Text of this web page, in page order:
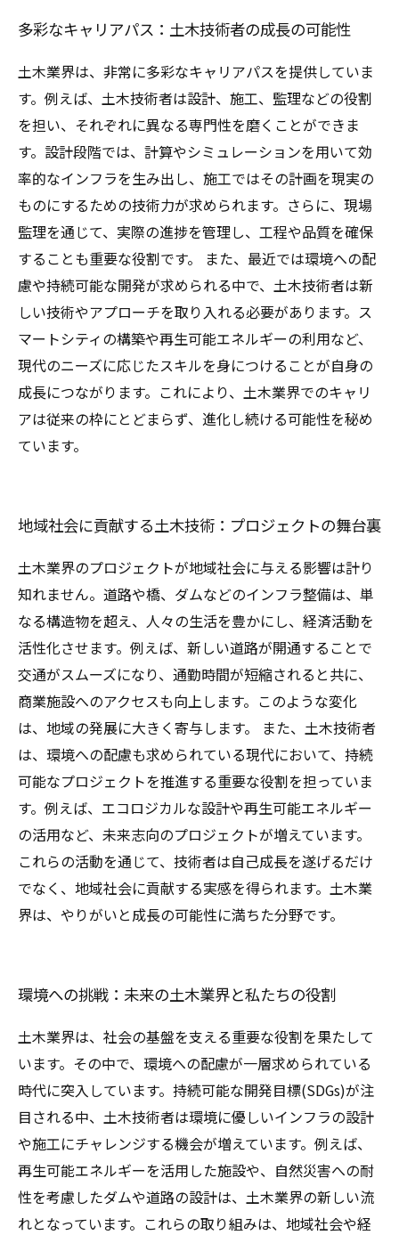
多彩なキャリアパス：土木技術者の成長の可能性
土木業界は、非常に多彩なキャリアパスを提供していま
す。例えば、土木技術者は設計、施工、監理などの役割
を担い、それぞれに異なる専門性を磨くことができま
す。設計段階では、計算やシミュレーションを用いて効
率的なインフラを生み出し、施工ではその計画を現実の
ものにするための技術力が求められます。さらに、現場
監理を通じて、実際の進捗を管理し、工程や品質を確保
することも重要な役割です。 また、最近では環境への配
慮や持続可能な開発が求められる中で、土木技術者は新
しい技術やアプローチを取り入れる必要があります。ス
マートシティの構築や再生可能エネルギーの利用など、
現代のニーズに応じたスキルを身につけることが自身の
成長につながります。これにより、土木業界でのキャリ
アは従来の枠にとどまらず、進化し続ける可能性を秘め
ています。
地域社会に貢献する土木技術：プロジェクトの舞台裏
土木業界のプロジェクトが地域社会に与える影響は計り
知れません。道路や橋、ダムなどのインフラ整備は、単
なる構造物を超え、人々の生活を豊かにし、経済活動を
活性化させます。例えば、新しい道路が開通することで
交通がスムーズになり、通勤時間が短縮されると共に、
商業施設へのアクセスも向上します。このような変化
は、地域の発展に大きく寄与します。 また、土木技術者
は、環境への配慮も求められている現代において、持続
可能なプロジェクトを推進する重要な役割を担っていま
す。例えば、エコロジカルな設計や再生可能エネルギー
の活用など、未来志向のプロジェクトが増えています。
これらの活動を通じて、技術者は自己成長を遂げるだけ
でなく、地域社会に貢献する実感を得られます。土木業
界は、やりがいと成長の可能性に満ちた分野です。
環境への挑戦：未来の土木業界と私たちの役割
土木業界は、社会の基盤を支える重要な役割を果たして
います。その中で、環境への配慮が一層求められている
時代に突入しています。持続可能な開発目標(SDGs)が注
目される中、土木技術者は環境に優しいインフラの設計
や施工にチャレンジする機会が増えています。例えば、
再生可能エネルギーを活用した施設や、自然災害への耐
性を考慮したダムや道路の設計は、土木業界の新しい流
れとなっています。これらの取り組みは、地域社会や経